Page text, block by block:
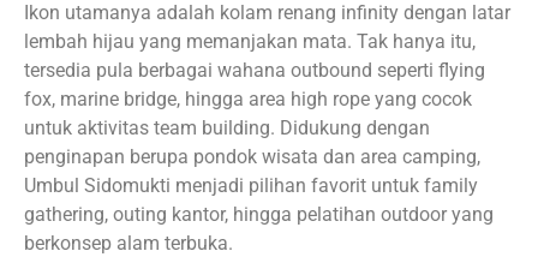
Ikon utamanya adalah kolam renang infinity dengan latar
lembah hijau yang memanjakan mata. Tak hanya itu,
tersedia pula berbagai wahana outbound seperti flying
fox, marine bridge, hingga area high rope yang cocok
untuk aktivitas team building. Didukung dengan
penginapan berupa pondok wisata dan area camping,
Umbul Sidomukti menjadi pilihan favorit untuk family
gathering, outing kantor, hingga pelatihan outdoor yang
berkonsep alam terbuka.